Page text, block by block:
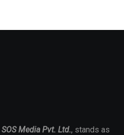
SOS Media Pvt. Ltd., stands as